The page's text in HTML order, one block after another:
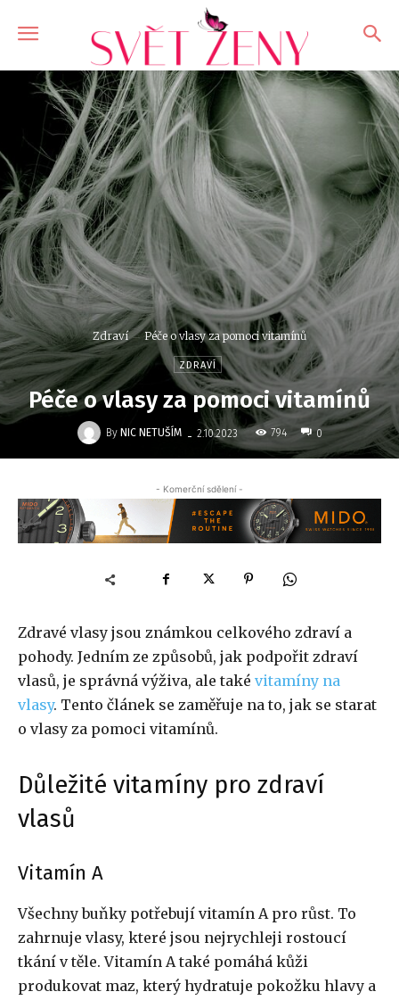
Zdraví Péče o vlasy za pomoci vitamínů
ZDRAVÍ
Péče o vlasy za pomoci vitamínů
By NIC NETUŠÍM - 2.10.2023 794 0
- Komerční sdělení -
Zdravé vlasy jsou známkou celkového zdraví a
pohody. Jedním ze způsobů, jak podpořit zdraví
vlasů, je správná výživa, ale také vitamíny na
vlasy. Tento článek se zaměřuje na to, jak se starat
o vlasy za pomoci vitamínů.
Důležité vitamíny pro zdraví
vlasů
Vitamín A
Všechny buňky potřebují vitamín A pro růst. To
zahrnuje vlasy, které jsou nejrychleji rostoucí
tkání v těle. Vitamín A také pomáhá kůži
produkovat maz, který hydratuje pokožku hlavy a